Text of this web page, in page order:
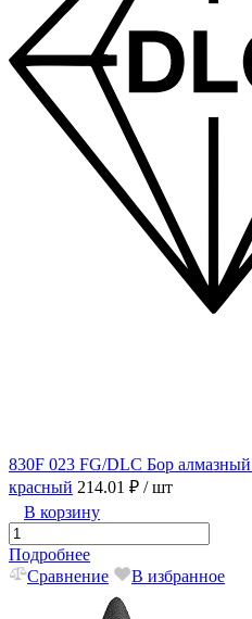
830F 023 FG/DLC Бор алмазный
красный 214.01 ₽ / шт
В корзину
Подробнее
Сравнение
В избранное